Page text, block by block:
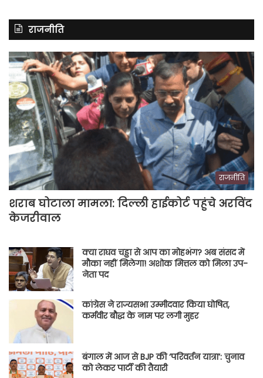
राजनीति
राजनीति
शराब घोटाला मामला: दिल्ली हाईकोर्ट पहुंचे अरविंद
केजरीवाल
क्या राघव चड्ढा से आप का मोहभंग? अब संसद में
मौका नहीं मिलेगा! अशोक मित्तल को मिला उप-
नेता पद
कांग्रेस ने राज्यसभा उम्मीदवार किया घोषित,
कर्मवीर बौद्ध के नाम पर लगी मुहर
बंगाल में आज से BJP की ‘परिवर्तन यात्रा’: चुनाव
को लेकर पार्टी की तैयारी